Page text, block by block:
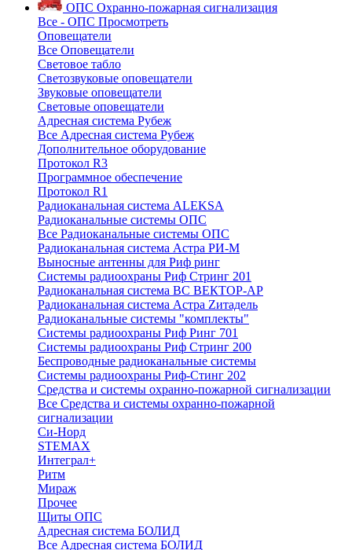
ОПС Охранно-пожарная сигнализация
Все - ОПС Просмотреть
Оповещатели
Все Оповещатели
Световое табло
Светозвуковые оповещатели
Звуковые оповещатели
Световые оповещатели
Адресная система Рубеж
Все Адресная система Рубеж
Дополнительное оборудование
Протокол R3
Программное обеспечение
Протокол R1
Радиоканальная система ALEKSA
Радиоканальные системы ОПС
Все Радиоканальные системы ОПС
Радиоканальная система Астра РИ-М
Выносные антенны для Риф ринг
Системы радиоохраны Риф Стринг 201
Радиоканальная система ВС ВЕКТОР-АР
Радиоканальная система Астра Zитадель
Радиоканальные системы "комплекты"
Системы радиоохраны Риф Ринг 701
Системы радиоохраны Риф Стринг 200
Беспроводные радиоканальные системы
Системы радиоохраны Риф-Стинг 202
Средства и системы охранно-пожарной сигнализации
Все Средства и системы охранно-пожарной
сигнализации
Си-Норд
STEMAX
Интеграл+
Ритм
Мираж
Прочее
Щиты ОПС
Адресная система БОЛИД
Все Адресная система БОЛИД